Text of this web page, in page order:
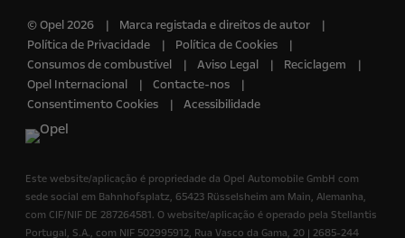
© Opel 2026
Marca registada e direitos de autor
Política de Privacidade
Política de Cookies
Consumos de combustível
Aviso Legal
Reciclagem
Opel Internacional
Contacte-nos
Consentimento Cookies
Acessibilidade
Este website/aplicação é propriedade da Opel Automobile GmbH com
sede social em Bahnhofsplatz, 65423 Rüsselsheim am Main, Alemanha,
com CIF/NIF DE 287264581. O website/aplicação é operado pela Stellantis
Portugal, S.A., com NIF 502995912, Rua Vasco da Gama, 20 | 2685-244